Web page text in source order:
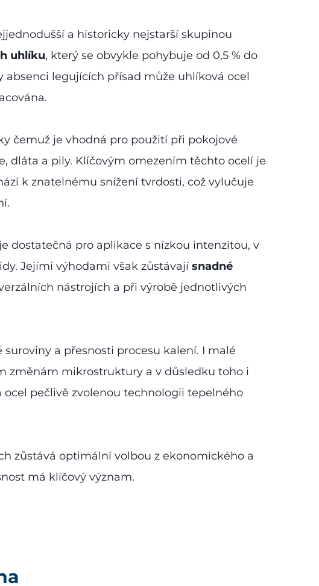
a historicky nejstarší skupinou
uhlíku, který se obvykle pohybuje od 0,5 % do
absenci legujících přísad může uhlíková ocel
čemuž je vhodná pro použití při pokojové
dláta a pily. Klíčovým omezením těchto ocelí je
k znatelnému snížení tvrdosti, což vylučuje
dostatečná pro aplikace s nízkou intenzitou, v
Jejími výhodami však zůstávají snadné
nástrojích a při výrobě jednotlivých
a přesnosti procesu kalení. I malé
změnám mikrostruktury a v důsledku toho i
pečlivě zvolenou technologii tepelného
zůstává optimální volbou z ekonomického a
má klíčový význam.